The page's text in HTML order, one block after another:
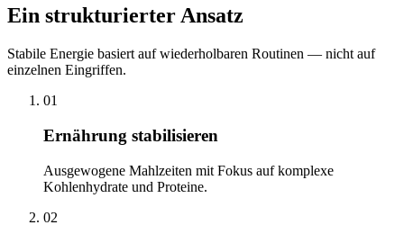
Ein strukturierter Ansatz
Stabile Energie basiert auf wiederholbaren Routinen — nicht auf
einzelnen Eingriffen.
01
Ernährung stabilisieren
Ausgewogene Mahlzeiten mit Fokus auf komplexe
Kohlenhydrate und Proteine.
02